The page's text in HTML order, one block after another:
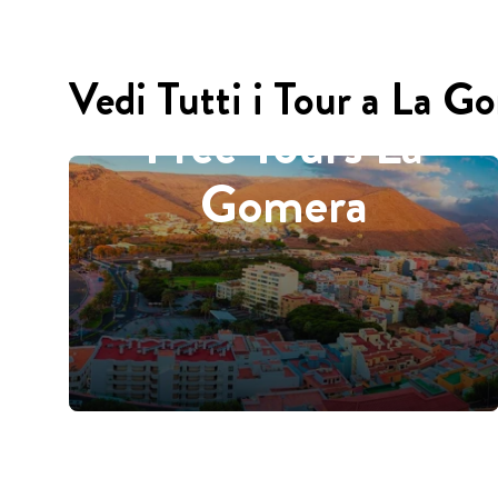
Vedi Tutti i Tour a La
Free Tours La
Gomera